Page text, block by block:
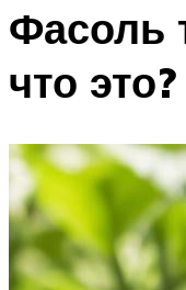
Фасоль
что это?